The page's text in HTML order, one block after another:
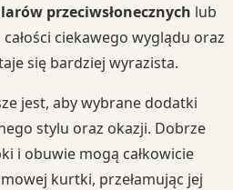
przeciwsłonecznych lub
ciekawego wyglądu oraz
się bardziej wyrazista.
jest, aby wybrane dodatki
stylu oraz okazji. Dobrze
i obuwie mogą całkowicie
kurtki, przełamując jej